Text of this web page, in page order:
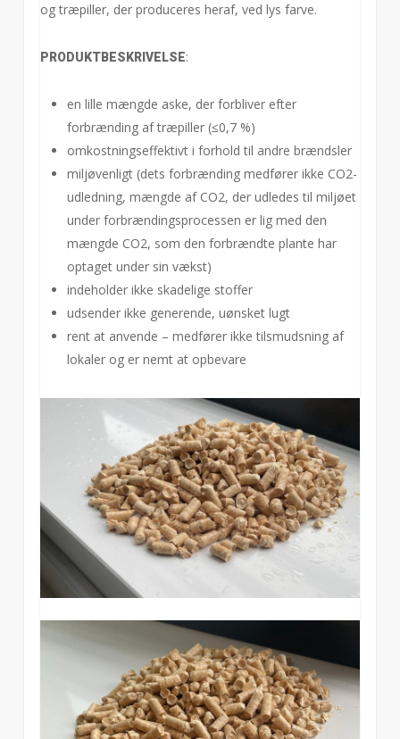
og træpiller, der produceres heraf, ved lys farve.
PRODUKTBESKRIVELSE:
en lille mængde aske, der forbliver efter
forbrænding af træpiller (≤0,7 %)
omkostningseffektivt i forhold til andre brændsler
miljøvenligt (dets forbrænding medfører ikke CO2-
udledning, mængde af CO2, der udledes til miljøet
under forbrændingsprocessen er lig med den
mængde CO2, som den forbrændte plante har
optaget under sin vækst)
indeholder ikke skadelige stoffer
udsender ikke generende, uønsket lugt
rent at anvende – medfører ikke tilsmudsning af
lokaler og er nemt at opbevare